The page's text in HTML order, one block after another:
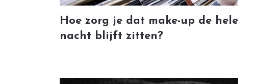
Hoe zorg je dat make-up de hele
nacht blijft zitten?